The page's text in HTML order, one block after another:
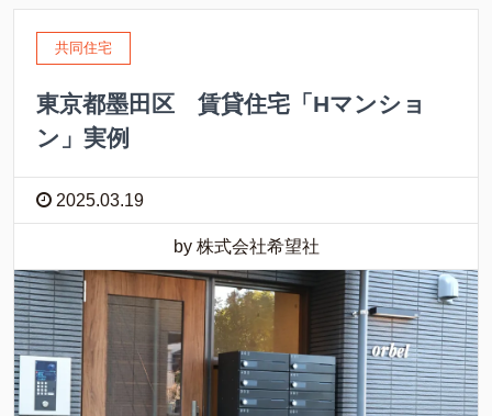
共同住宅
東京都墨田区 賃貸住宅「Hマンショ
ン」実例
2025.03.19
by 株式会社希望社